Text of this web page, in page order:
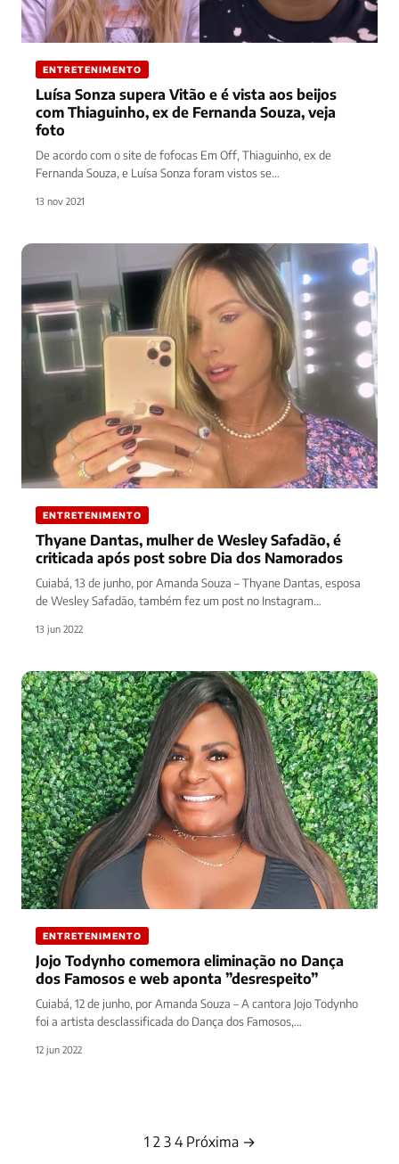
ENTRETENIMENTO
Luísa Sonza supera Vitão e é vista aos beijos
com Thiaguinho, ex de Fernanda Souza, veja
foto
De acordo com o site de fofocas Em Off, Thiaguinho, ex de
Fernanda Souza, e Luísa Sonza foram vistos se…
13 nov 2021
ENTRETENIMENTO
Thyane Dantas, mulher de Wesley Safadão, é
criticada após post sobre Dia dos Namorados
Cuiabá, 13 de junho, por Amanda Souza – Thyane Dantas, esposa
de Wesley Safadão, também fez um post no Instagram…
13 jun 2022
ENTRETENIMENTO
Jojo Todynho comemora eliminação no Dança
dos Famosos e web aponta ”desrespeito”
Cuiabá, 12 de junho, por Amanda Souza – A cantora Jojo Todynho
foi a artista desclassificada do Dança dos Famosos,…
12 jun 2022
1 2 3 4 Próxima →